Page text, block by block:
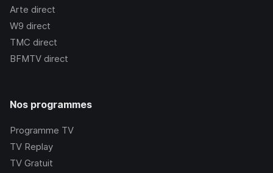
Arte direct
W9 direct
TMC direct
BFMTV direct
Nos programmes
Programme TV
TV Replay
TV Gratuit